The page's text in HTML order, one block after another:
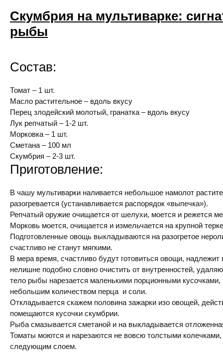
Скумбрия на мультиварке:
рыбы
Состав:
Томат – 1 шт.
Масло растительное – вдоль вкусу
Перец злодейский молотый, гранатка – вдоль вкусу
Лук репчатый – 1-2 шт.
Морковка – 1 шт.
Сметана – 100 мл
Скумбрия – 2-3 шт.
Приготовление:
В чашу мультиварки наливается небольшое намолот
разогревается (устанавливается распорядок «выпечка»).
Репчатый оружие очищается от шелухи, моется и режется
Морковь моется, очищается и измельчается на крупной
Подготовленные овощь выкладываются на разогретое
счастливо не станут мягкими.
В мера время, счастливо будут готовиться овощи,
нелишне подобно словно очистить от внутренностей,
тело рыбы нарезается маленькими порционными
небольшим количеством перца и соли.
Откладывается скажем половина зажарки изо овощей,
помещаются кусочки скумбрии.
Рыба смазывается сметаной и на выкладывается
Томаты моются и нарезаются не вовсю толстыми
следующим слоем.